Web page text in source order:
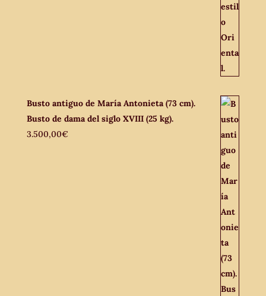
Busto antiguo de María Antonieta (73 cm).
Busto de dama del siglo XVIII (25 kg).
3.500,00€